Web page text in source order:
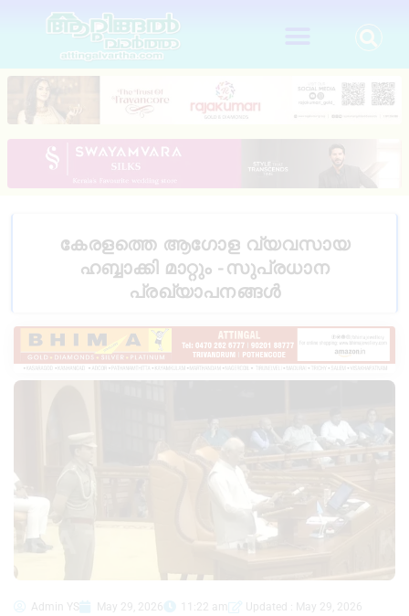
കേരളത്തെ ആഗോള വ്യവസായ
ഹബ്ബാക്കി മാറ്റും -സുപ്രധാന
പ്രഖ്യാപനങ്ങൾ
Admin YS May 29, 2026 11:22 am
Updated : May 29, 2026